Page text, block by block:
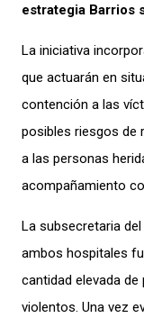
estrategia Barrios
La iniciativa
que actuarán en
contención a las
posibles riesgos de
a las personas
acompañamiento
La subsecretaria del
ambos hospitales
cantidad elevada
violentos. Una vez